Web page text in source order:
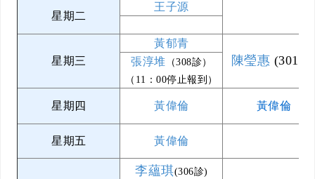
星期二
王子源
星期三
黃郁青
陳瑩惠 (301診
張淳堆 （308診）
（11：00停止報到）
星期四 黃偉倫 黃偉倫
星期五 黃偉倫
李蘊琪(306診)